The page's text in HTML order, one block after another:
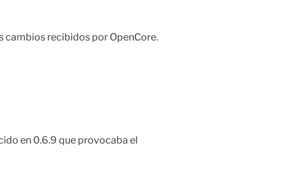
cambios recibidos por OpenCore.
en 0.6.9 que provocaba el